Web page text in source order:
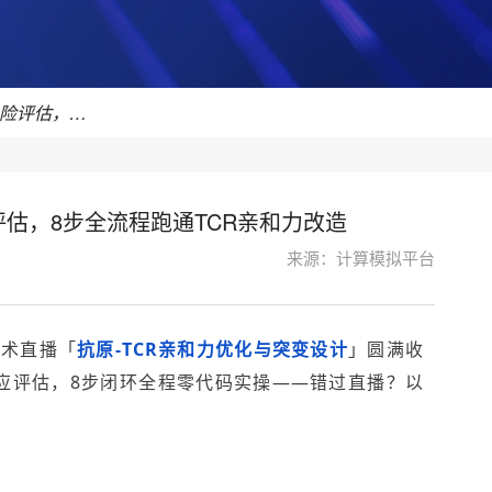
直播回顾 | 从抗原短肽到脱靶风险评估，8步全流程跑通TCR亲和力改造
，8步全流程跑通TCR亲和力改造
来源：计算模拟平台
直播「抗原-TCR亲和力优化与突变设计 」圆满收
评估，8步闭环全程零代码实操——错过直播？以